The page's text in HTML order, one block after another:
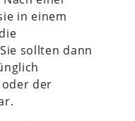
in einem
sollten dann
der